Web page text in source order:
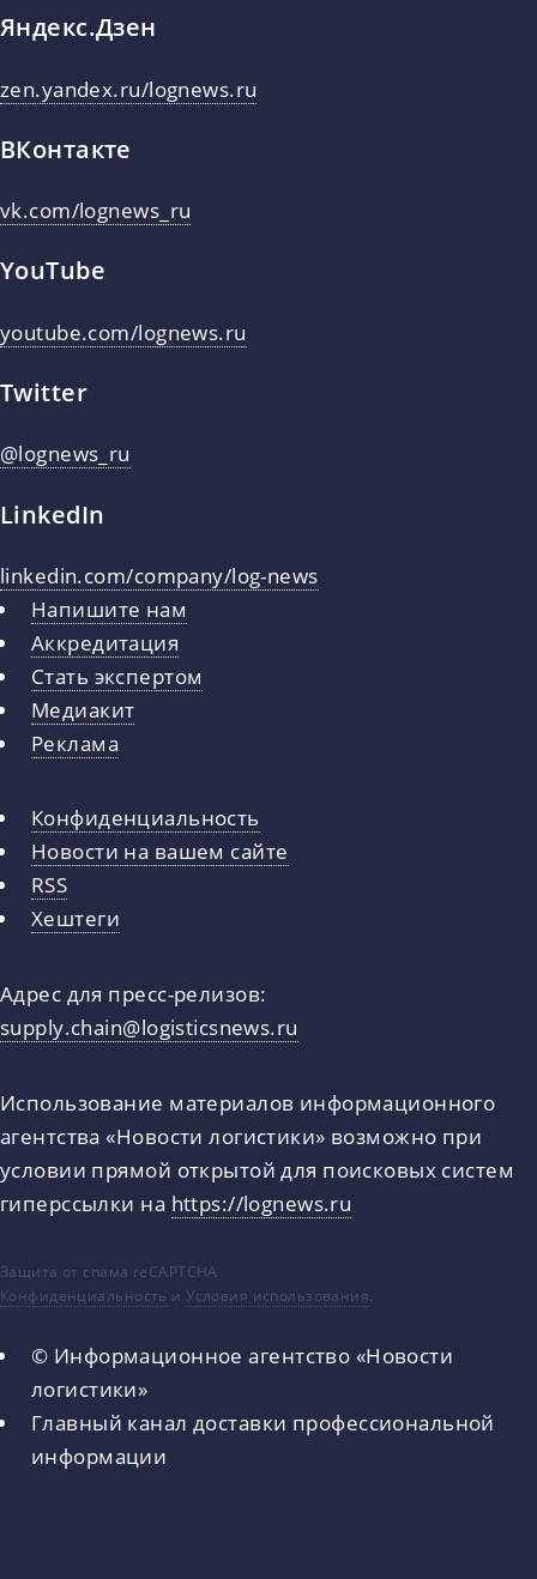
Яндекс.Дзен
zen.yandex.ru/lognews.ru
ВКонтакте
vk.com/lognews_ru
YouTube
youtube.com/lognews.ru
Twitter
@lognews_ru
LinkedIn
linkedin.com/company/log-news
Напишите нам
Аккредитация
Стать экспертом
Медиакит
Реклама
Конфиденциальность
Новости на вашем сайте
RSS
Хештеги
Адрес для пресс-релизов:
supply.chain@logisticsnews.ru
Использование материалов информационного
агентства «Новости логистики» возможно при
условии прямой открытой для поисковых систем
гиперссылки на https://lognews.ru
Защита от спама reCAPTCHA
Конфиденциальность иУсловия использования.
© Информационное агентство «Новости
логистики»
Главный канал доставки профессиональной
информации